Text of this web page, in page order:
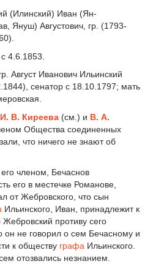
(Илинский) Иван (Ян-
Януш) Августович, гр. (1793-
4.6.1853.
Август Иванович Ильинский
сенатор с 18.10.1797; мать
И. В. Киреева (см.) и В. А.
Общества соединенных
что ничего не знают об
членом, Бечаснов
его в местечке Романове,
от Жебровского, что сын
Ильинского, Иван, принадлежит к
противу сего
он не говорил о сем Бечасному и
к обществу графа Ильинского.
отозвались незнанием.